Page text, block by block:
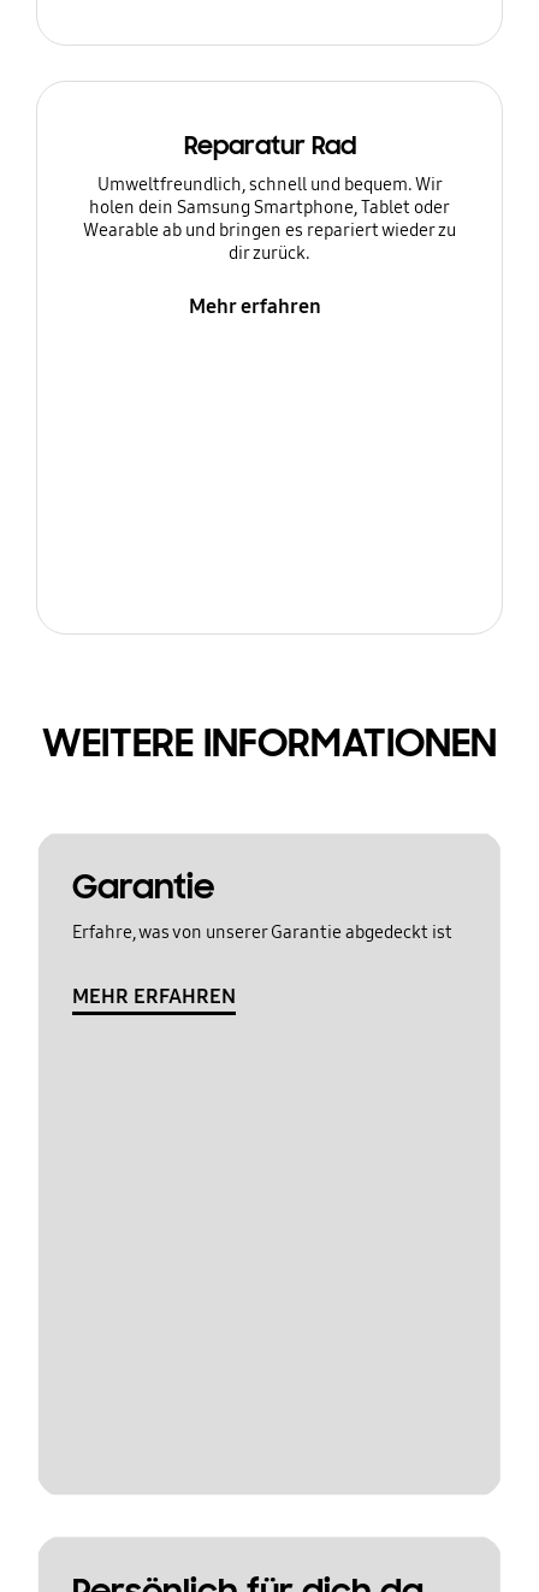
Reparatur Rad
Umweltfreundlich, schnell und bequem. Wir
holen dein Samsung Smartphone, Tablet oder
Wearable ab und bringen es repariert wieder zu
dir zurück.
Mehr erfahren
WEITERE INFORMATIONEN
Garantie
Erfahre, was von unserer Garantie abgedeckt ist
MEHR ERFAHREN